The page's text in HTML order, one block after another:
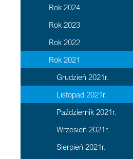
Rok 2024
Rok 2023
Rok 2022
Rok 2021
Grudzień 2021r.
Listopad 2021r.
Październik 2021r.
Wrzesień 2021r.
Sierpień 2021r.